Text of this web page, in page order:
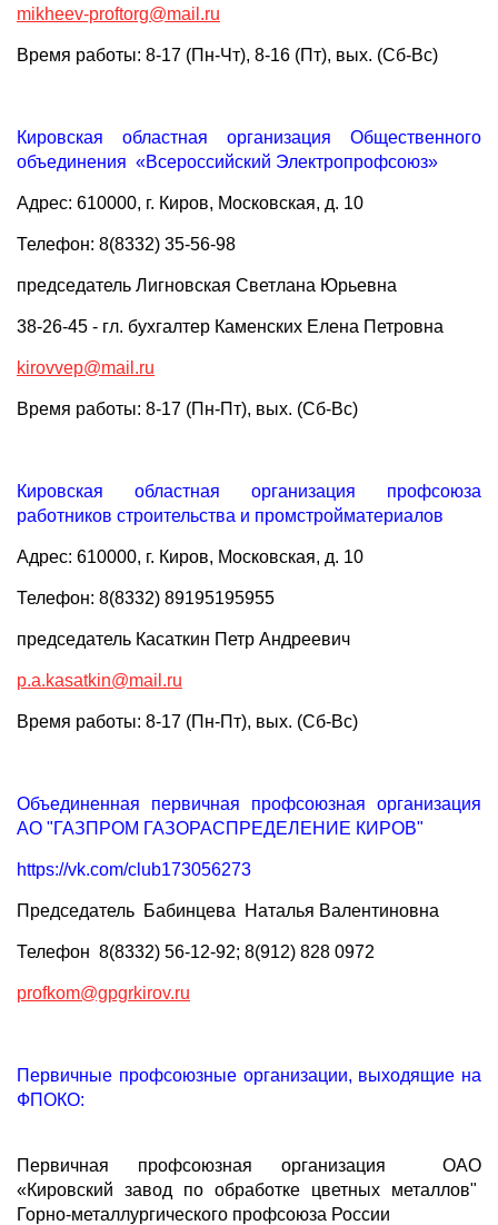
mikheev-proftorg@mail.ru
Время работы: 8-17 (Пн-Чт), 8-16 (Пт), вых. (Сб-Вс)
Кировская областная организация Общественного
объединения «Всероссийский Электропрофсоюз»
Адрес: 610000, г. Киров, Московская, д. 10
Телефон: 8(8332) 35-56-98
председатель Лигновская Светлана Юрьевна
38-26-45 - гл. бухгалтер Каменских Елена Петровна
kirovvep@mail.ru
Время работы: 8-17 (Пн-Пт), вых. (Сб-Вс)
Кировская областная организация профсоюза
работников строительства и промстройматериалов
Адрес: 610000, г. Киров, Московская, д. 10
Телефон: 8(8332) 89195195955
председатель Касаткин Петр Андреевич
p.a.kasatkin@mail.ru
Время работы: 8-17 (Пн-Пт), вых. (Сб-Вс)
Объединенная первичная профсоюзная организация
АО "ГАЗПРОМ ГАЗОРАСПРЕДЕЛЕНИЕ КИРОВ"
https://vk.com/club173056273
Председатель Бабинцева Наталья Валентиновна
Телефон 8(8332) 56-12-92; 8(912) 828 0972
profkom@gpgrkirov.ru
Первичные профсоюзные организации, выходящие на
ФПОКО:
Первичная профсоюзная организация ОАО
«Кировский завод по обработке цветных металлов"
Горно-металлургического профсоюза России